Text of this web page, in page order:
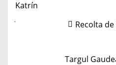
Navigare
Articolul
Recolta
Articolul
Targul